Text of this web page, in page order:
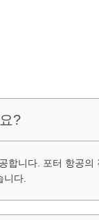
?
니다. 포터 항공의
다.